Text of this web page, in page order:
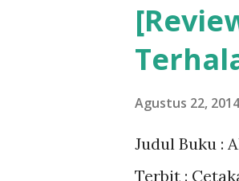
Agustus 22, 2014
Judul Buku :
Terbit :